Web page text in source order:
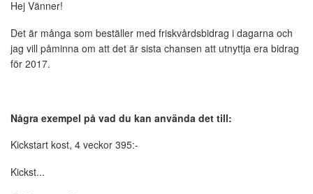
Hej Vänner!
Det är många som beställer med friskvårdsbidrag i dagarna och
jag vill påminna om att det är sista chansen att utnyttja era bidrag
för 2017.
Några exempel på vad du kan använda det till:
Kickstart kost, 4 veckor 395:-
Kickst...